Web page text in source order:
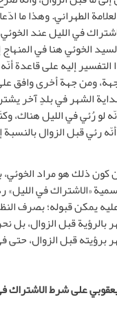
الطهراني. وهذا ما
في الليل عند
الخوئي هنا في
إليه على قاعدة
ومن جهة أخرى وافق
الشهر في بلدٍ آخر
لو رُئي في الليل هناك،
رئي قبل الزوال بالنسبة
ذلك هو مراد الخوئي،
«الاشتراك في الليل»
عليه يمكن قبوله؛ بصرف
قبل الزوال، بل
برؤيته قبل الزوال، حتى
على شرط الاشتراك